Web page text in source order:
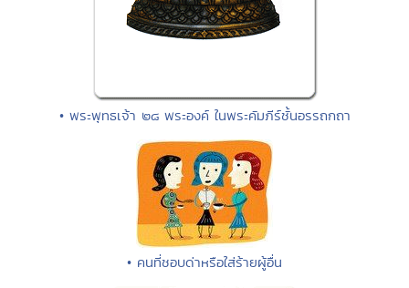
• พระพุทธเจ้า ๒๘ พระองค์ ในพระคัมภีร์ชั้นอรรถกถา
• คนที่ชอบด่าหรือใส่ร้ายผู้อื่น